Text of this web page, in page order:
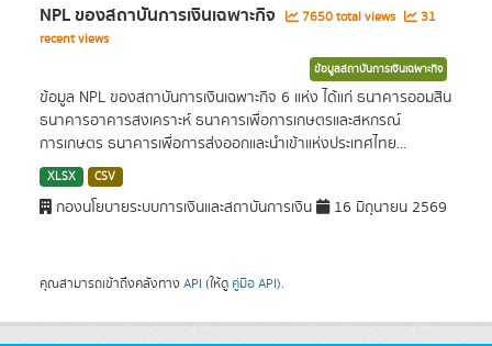
NPL ของสถาบันการเงินเฉพาะกิจ 7650 total views
31
recent views
ข้อมูลสถาบันการเงินเฉพาะกิจ
ข้อมูล NPL ของสถาบันการเงินเฉพาะกิจ 6 แห่ง ได้แก่ ธนาคารออมสิน
ธนาคารอาคารสงเคราะห์ ธนาคารเพื่อการเกษตรและสหกรณ์
การเกษตร ธนาคารเพื่อการส่งออกและนำเข้าแห่งประเทศไทย...
XLSX CSV
กองนโยบายระบบการเงินและสถาบันการเงิน 16 มิถุนายน 2569
คุณสามารถเข้าถึงคลังทาง API (ให้ดู คู่มือ API).